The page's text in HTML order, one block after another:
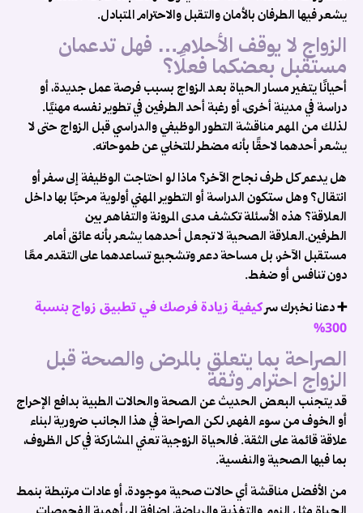
يشعر فيها الطرفان بالأمان والتقبل والاحترام المتبادل.
الزواج لا يوقف الأحلام… فهل تدعمان
مستقبل بعضكما فعلًا؟
أحيانًا يتغير مسار الحياة بعد الزواج بسبب فرصة عمل جديدة، أو
دراسة في مدينة أخرى، أو رغبة أحد الطرفين في تطوير نفسه مهنيًا.
لذلك من المهم مناقشة التطور الوظيفي والدراسي قبل الزواج حتى لا
يشعر أحدهما لاحقًا بأنه مضطر للتخلي عن طموحاته.
هل يدعم كل طرف نجاح الآخر؟ ماذا لو احتاجت الوظيفة إلى سفر أو
انتقال؟ وهل ستكون الدراسة أو التطوير المهني أولوية مرحبًا بها داخل
العلاقة؟ هذه الأسئلة تكشف مدى المرونة والتفاهم بين
الطرفين.العلاقة الصحية لا تجعل أحدهما يشعر بأنه عائق أمام
مستقبل الآخر، بل مساحة دعم وتشجيع تساعدهما على التقدم معًا
دون تنافس أو ضغط.
➕ دعنا نخبرك سركيفية زيادة فرصك في تطبيق زواج بنسبة
300%
الصراحة بما يتعلق بالمرض والصحة قبل
الزواج احترام وثقة
قد يتجنب البعض الحديث عن الصحة والحالات الطبية بدافع الإحراج
أو الخوف من سوء الفهم، لكن الصراحة في هذا الجانب ضرورية لبناء
علاقة قائمة على الثقة. فالحياة الزوجية تعني المشاركة في كل الظروف،
بما فيها الصحية والنفسية.
من الأفضل مناقشة أي حالات صحية موجودة، أو عادات مرتبطة بنمط